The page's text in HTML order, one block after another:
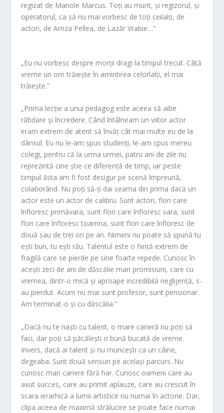
regizat de Manole Marcus. Toți au murit, și regizorul, și
operatorul, ca să nu mai vorbesc de toți ceilalți, de
actori, de Amza Pellea, de Lazăr Vrabie…”
„Eu nu vorbesc despre morții dragi la timpul trecut. Câtă
vreme un om trăiește în amintirea celorlalți, el mai
trăiește.”
„Prima lecție a unui pedagog este aceea să aibe
răbdare și încredere. Când întâlneam un viitor actor
eram extrem de atent să învăț cât mai multe eu de la
dânsul. Eu nu le-am spus studenți, le-am spus mereu
colegi, pentru că la urma urmei, patru ani de zile nu
reprezintă cine știe ce diferență de timp, iar peste
timpul ăsta am fi fost desigur pe scenă împreună,
colaborând. Nu poți să-ți dai seama din prima dacă un
actor este un actor de calibru. Sunt actori, flori care
înfloresc primăvara, sunt flori care înfloresc vara, sunt
flori care înfloresc toamna, sunt flori care înfloresc de
două sau de trei ori pe an. Nimeni nu poate să spună tu
ești bun, tu ești rău. Talentul este o ființă extrem de
fragilă care se pierde pe sine foarte repede. Cunosc în
acești zeci de ani de dăscălie mari promisiuni, care cu
vremea, dintr-o mică și aproape incredibilă neglijență, s-
au pierdut. Acum nu mai sunt profesor, sunt pensionar.
Am terminat-o și cu dăscălia.”
„Dacă nu te naști cu talent, o mare carieră nu poți să
faci, dar poți să păcălești o bună bucată de vreme.
Invers, dacă ai talent și nu muncești ca un câine,
degeaba. Sunt două sensuri pe același parcurs. Nu
cunosc mari cariere fără har. Cunosc oameni care au
avut succes, care au primit aplauze, care au crescut în
scara ierarhică a lumii artistice nu numai în actorie. Dar,
clipa aceea de maximă strălucire se poate face numai